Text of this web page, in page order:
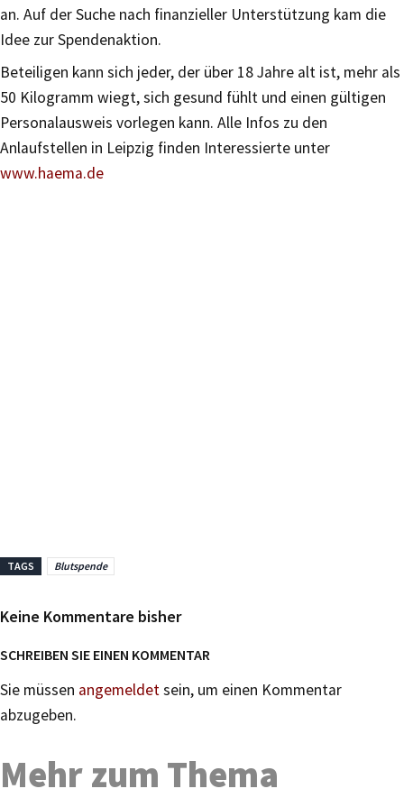
an. Auf der Suche nach finanzieller Unterstützung kam die
Idee zur Spendenaktion.
Beteiligen kann sich jeder, der über 18 Jahre alt ist, mehr als
50 Kilogramm wiegt, sich gesund fühlt und einen gültigen
Personalausweis vorlegen kann. Alle Infos zu den
Anlaufstellen in Leipzig finden Interessierte unter
www.haema.de
TAGS Blutspende
Keine Kommentare bisher
SCHREIBEN SIE EINEN KOMMENTAR
Sie müssen angemeldetsein, um einen Kommentar
abzugeben.
Mehr zum Thema